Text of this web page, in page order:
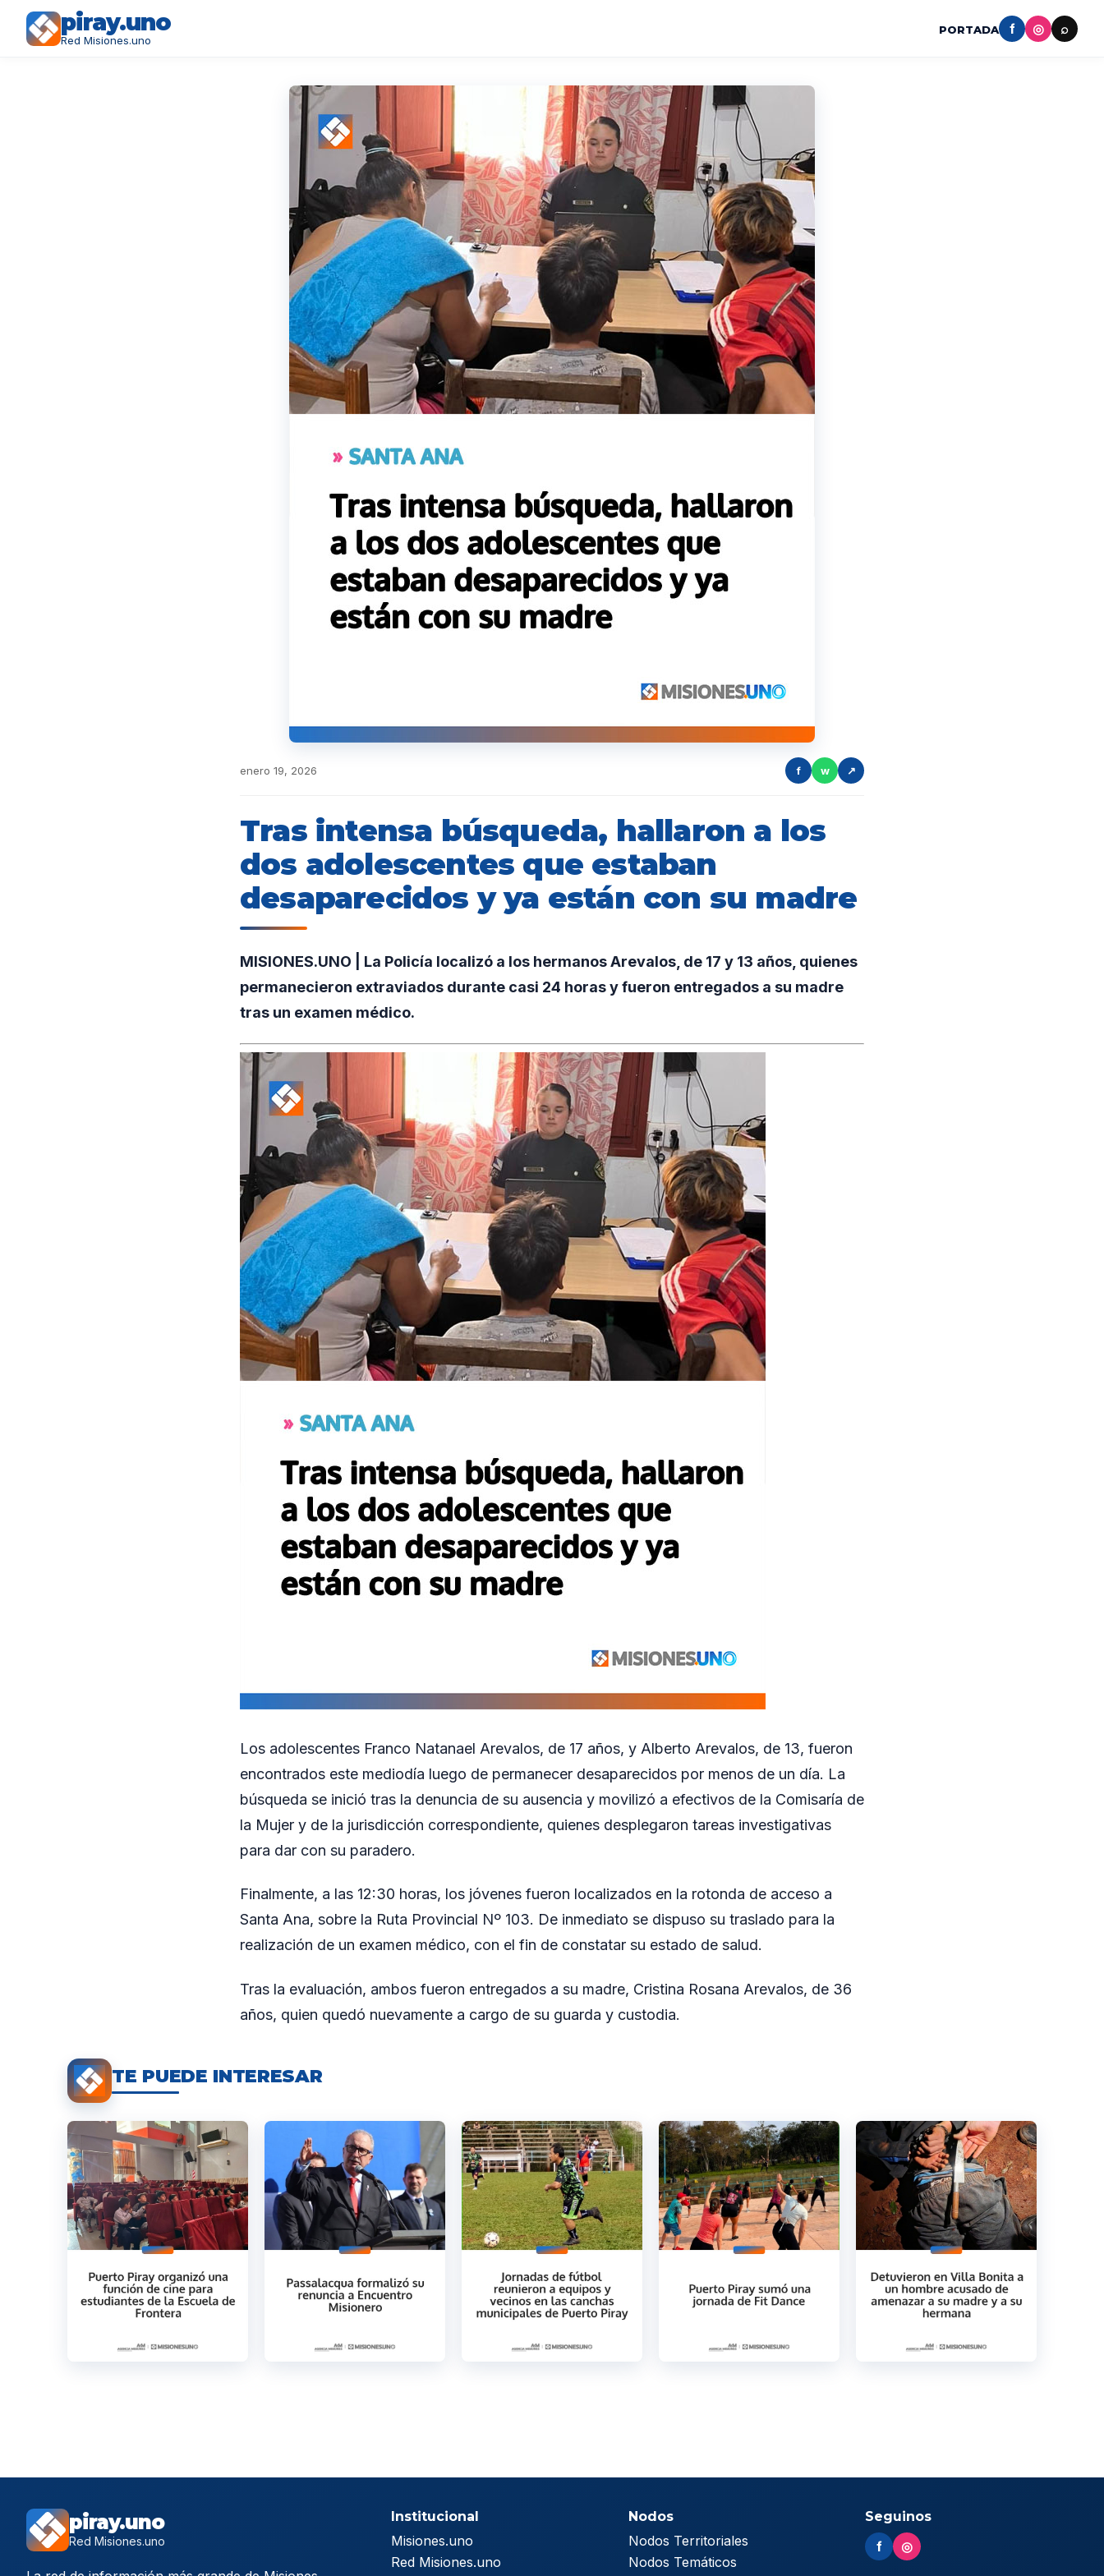
piray.uno
Red Misiones.uno
PORTADA f ◎ ⌕
enero 19, 2026 f w ↗
Tras intensa búsqueda, hallaron a los
dos adolescentes que estaban
desaparecidos y ya están con su madre
MISIONES.UNO | La Policía localizó a los hermanos Arevalos, de 17 y 13 años, quienes
permanecieron extraviados durante casi 24 horas y fueron entregados a su madre
tras un examen médico.
Los adolescentes Franco Natanael Arevalos, de 17 años, y Alberto Arevalos, de 13, fueron
encontrados este mediodía luego de permanecer desaparecidos por menos de un día. La
búsqueda se inició tras la denuncia de su ausencia y movilizó a efectivos de la Comisaría de
la Mujer y de la jurisdicción correspondiente, quienes desplegaron tareas investigativas
para dar con su paradero.
Finalmente, a las 12:30 horas, los jóvenes fueron localizados en la rotonda de acceso a
Santa Ana, sobre la Ruta Provincial Nº 103. De inmediato se dispuso su traslado para la
realización de un examen médico, con el fin de constatar su estado de salud.
Tras la evaluación, ambos fueron entregados a su madre, Cristina Rosana Arevalos, de 36
años, quien quedó nuevamente a cargo de su guarda y custodia.
TE PUEDE INTERESAR
piray.uno
Red Misiones.uno
Institucional
Misiones.uno
Red Misiones.uno
Nodos
Nodos Territoriales
Nodos Temáticos
Seguinos
f ◎